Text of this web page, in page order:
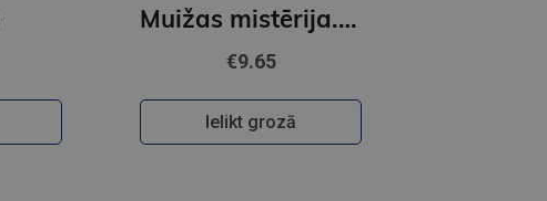
Muižas mistērija. Vakara detektīvs
€9.65
Ielikt grozā